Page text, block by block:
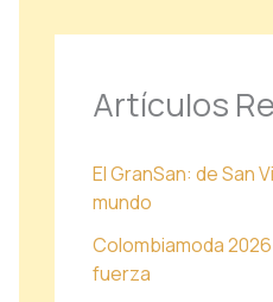
Artículos
El GranSan: de San
mundo
Colombiamoda
fuerza